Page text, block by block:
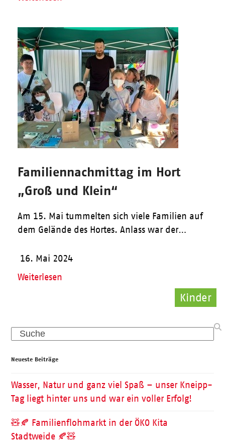
Pflege
Pflege
Kinder
Familiennachmittag im Hort
„Groß und Klein“
Am 15. Mai tummelten sich viele Familien auf
dem Gelände des Hortes. Anlass war der…
16. Mai 2024
Weiterlesen
Search
Neueste Beiträge
Wasser, Natur und ganz viel Spaß – unser Kneipp-
Tag liegt hinter uns und war ein voller Erfolg!
🧸🍂 Familienflohmarkt in der ÖKO Kita
Stadtweide 🍂🧸